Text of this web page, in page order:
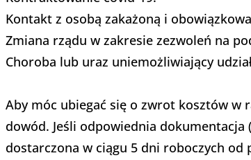
Kontakt z osobą zakażoną i
Zmiana rządu w zakresie zezwoleń na
Choroba lub uraz uniemożliwiający
Aby móc ubiegać się o zwrot kosztów w
dowód. Jeśli odpowiednia
dostarczona w ciągu 5 dni roboczych